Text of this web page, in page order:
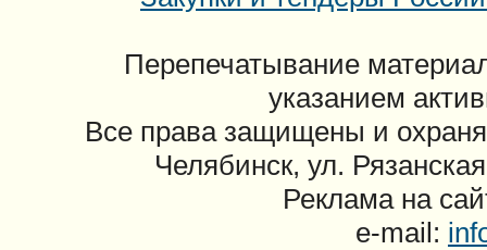
Перепечатывание
указанием
Все права защищены и
Челябинск, ул.
Реклама на
e-mail: